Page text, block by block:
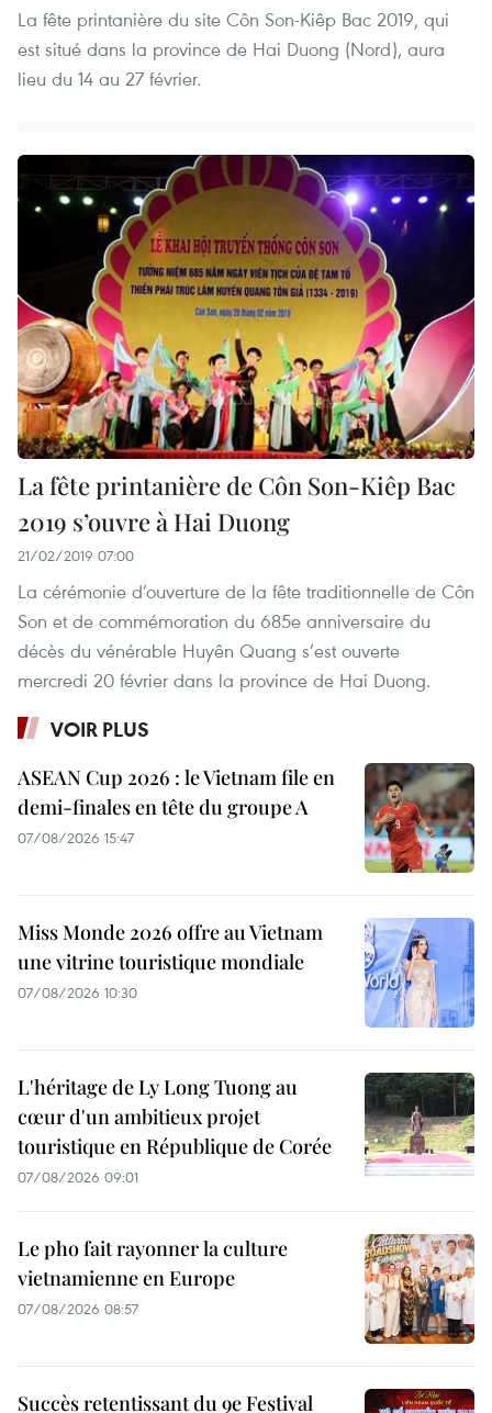
La fête printanière du site Côn Son-Kiêp Bac 2019, qui
est situé dans la province de Hai Duong (Nord), aura
lieu du 14 au 27 février.
La fête printanière de Côn Son-Kiêp Bac
2019 s’ouvre à Hai Duong
21/02/2019 07:00
La cérémonie d’ouverture de la fête traditionnelle de Côn
Son et de commémoration du 685e anniversaire du
décès du vénérable Huyên Quang s’est ouverte
mercredi 20 février dans la province de Hai Duong.
VOIR PLUS
ASEAN Cup 2026 : le Vietnam file en
demi-finales en tête du groupe A
07/08/2026 15:47
Miss Monde 2026 offre au Vietnam
une vitrine touristique mondiale
07/08/2026 10:30
L'héritage de Ly Long Tuong au
cœur d'un ambitieux projet
touristique en République de Corée
07/08/2026 09:01
Le pho fait rayonner la culture
vietnamienne en Europe
07/08/2026 08:57
Succès retentissant du 9e Festival